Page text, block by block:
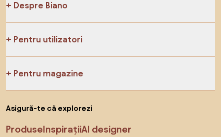
Despre Biano
Pentru utilizatori
Pentru magazine
Asigură-te că explorezi
ProduseInspirațiiAI designer